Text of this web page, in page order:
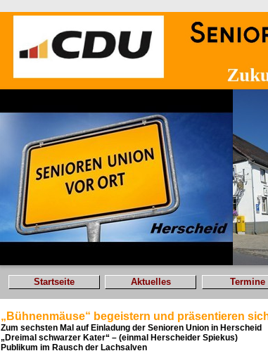
Startseite Aktuelles Termine
„Bühnenmäuse“ begeistern und präsentieren
Zum sechsten Mal auf Einladung der Senioren Union in Herscheid
„Dreimal schwarzer Kater“ – (einmal Herscheider Spiekus)
Publikum im Rausch der Lachsalven